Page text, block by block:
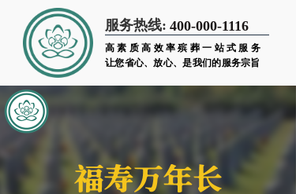
服务热线: 400-000-1116
高素质高效率殡葬一站式服务
让您省心、放心、是我们的服务宗旨